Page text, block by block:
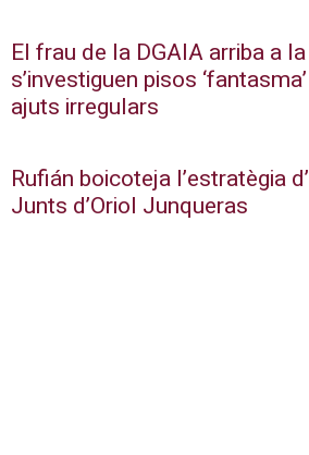
El frau de la DGAIA arriba a
s’investiguen pisos
ajuts irregulars
Rufián boicoteja l’estratègia
Junts d’Oriol Junqueras